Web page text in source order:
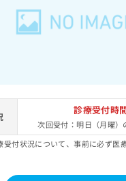
診療受付時
次回受付：明日（月曜）
受付状況について、事前に必ず医